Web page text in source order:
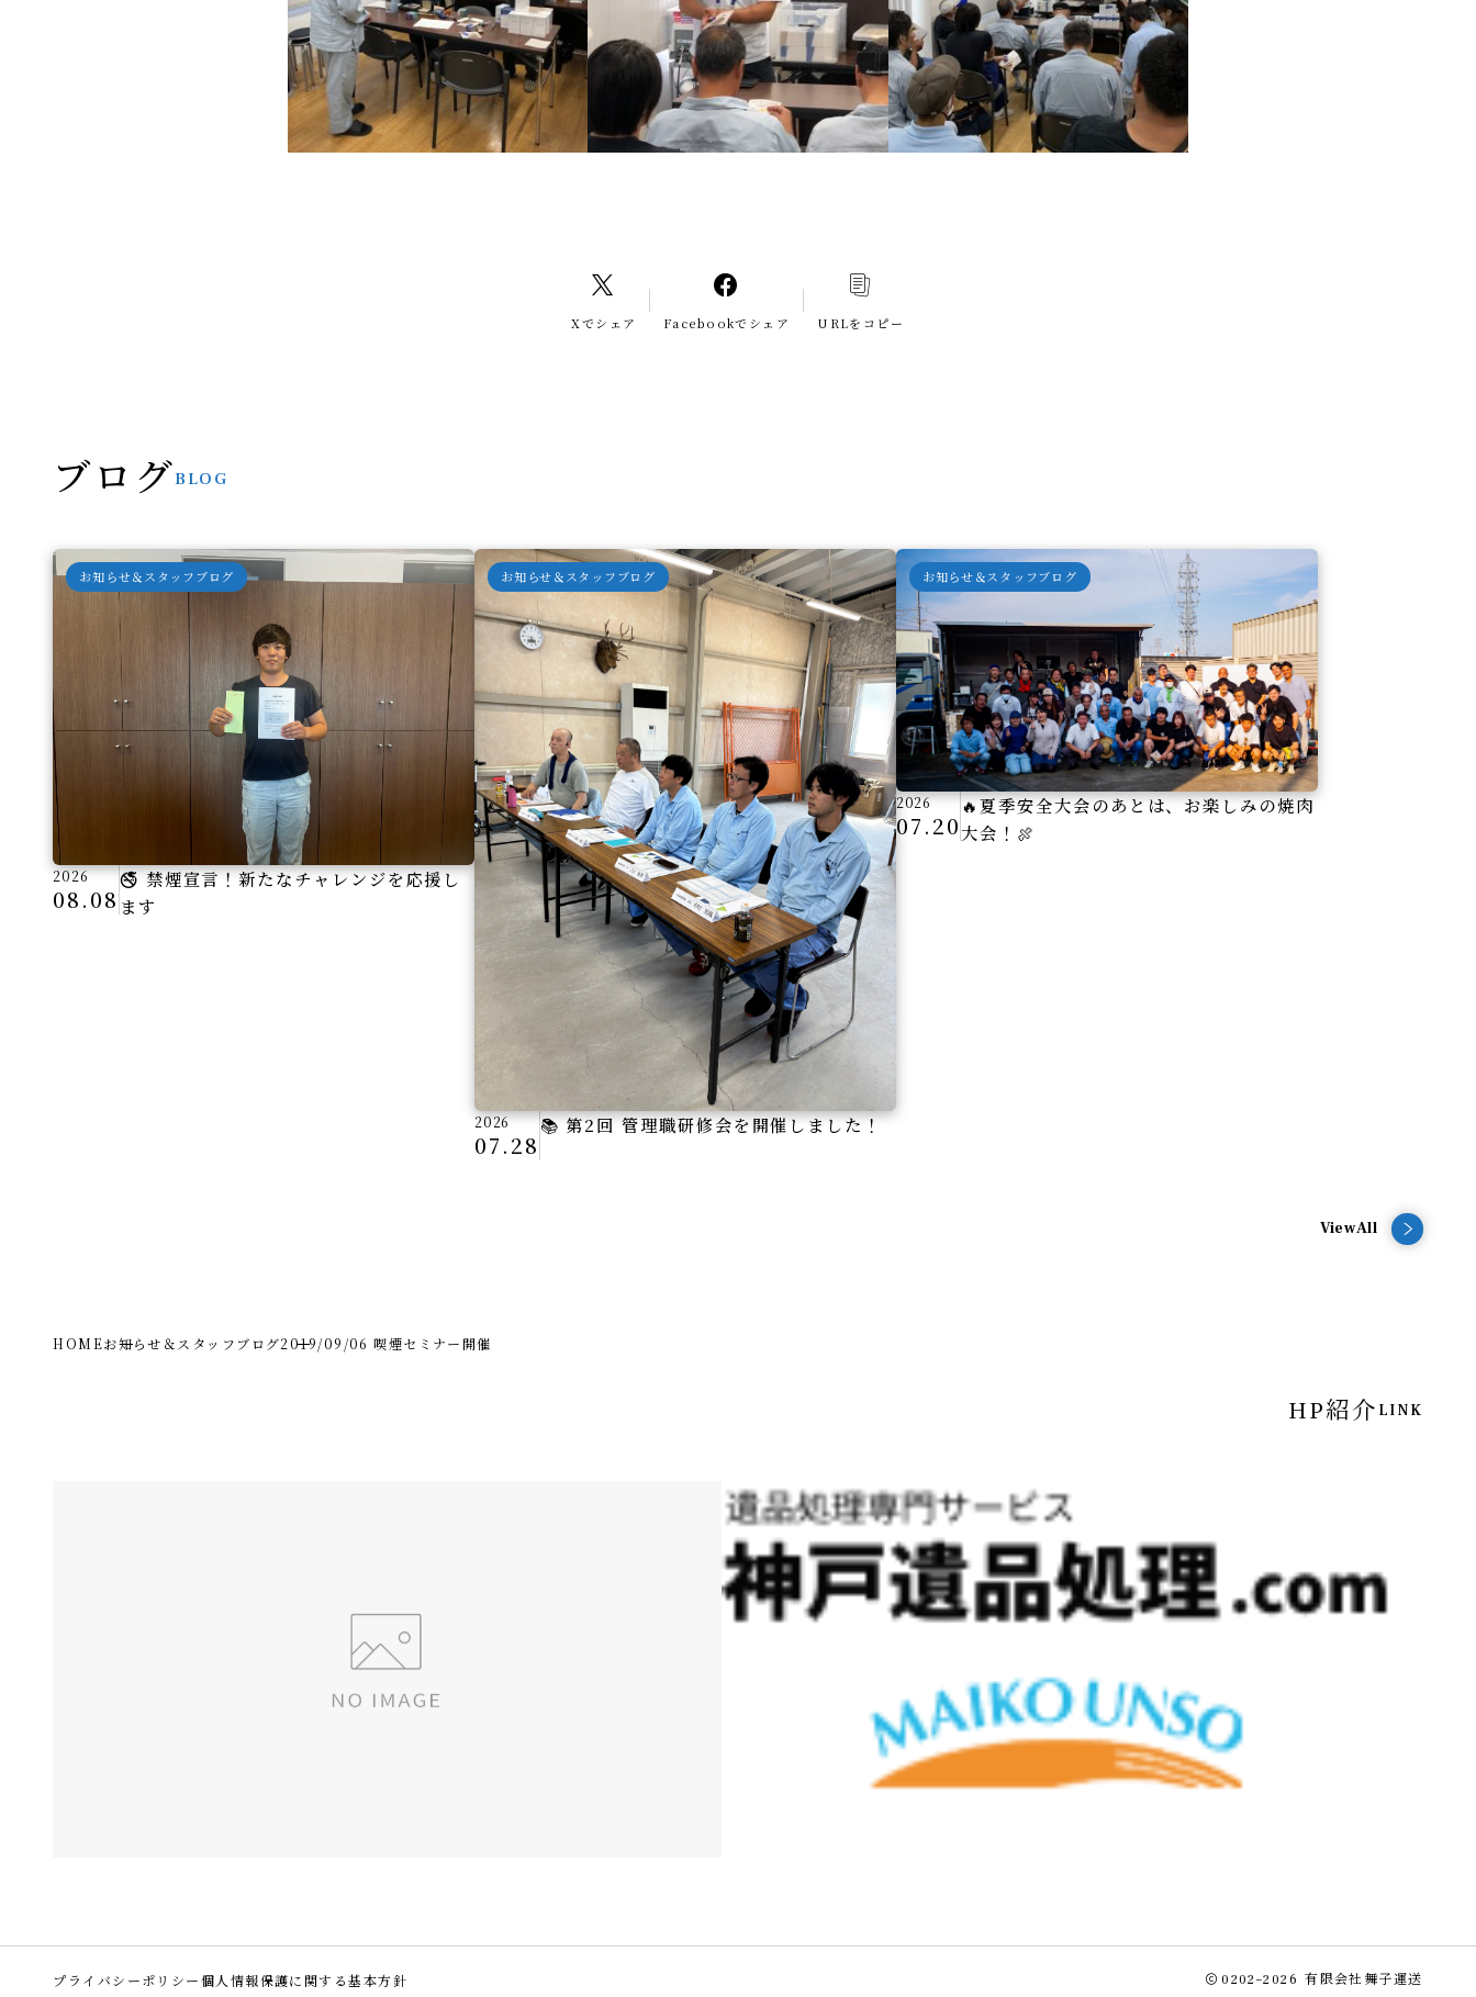
Xでシェア Facebookでシェア URLをコピー
BLOG
ブログ
お知らせ＆スタッフブログ
2026
08.08
🚭 禁煙宣言！新たなチャレンジを応援し
ます
お知らせ＆スタッフブログ
2026
07.28
📚 第2回 管理職研修会を開催しました！
お知らせ＆スタッフブログ
2026
07.20
🔥夏季安全大会のあとは、お楽しみの焼肉
大会！🍖
ViewAll
HOMEお知らせ＆スタッフブログ2019/09/06 喫煙セミナー開催
LINK
HP紹介
プライバシーポリシー個人情報保護に関する基本方針 0202–2026 有限会社舞子運送